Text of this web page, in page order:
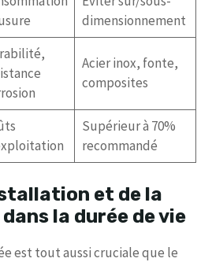
dimensionnement
Acier inox, fonte,
composites
Supérieur à 70%
recommandé
et de la
la durée de vie
est tout aussi cruciale que le